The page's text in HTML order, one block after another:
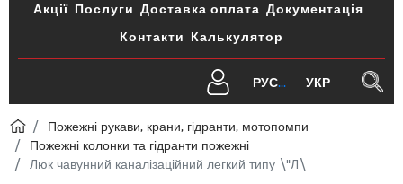
Акції Послуги Доставка оплата Документація
Контакти Калькулятор
РУС УКР
Пожежні рукави, крани, гідранти, мотопомпи
Пожежні колонки та гідранти пожежні
Люк чавунний каналізаційний легкий типу \"Л\